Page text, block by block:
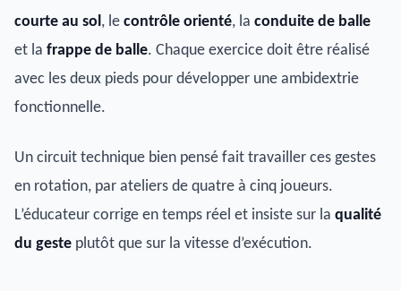
courte au sol, le contrôle orienté, la conduite de balle
et la frappe de balle. Chaque exercice doit être réalisé
avec les deux pieds pour développer une ambidextrie
fonctionnelle.
Un circuit technique bien pensé fait travailler ces gestes
en rotation, par ateliers de quatre à cinq joueurs.
L’éducateur corrige en temps réel et insiste sur la qualité
du geste plutôt que sur la vitesse d’exécution.